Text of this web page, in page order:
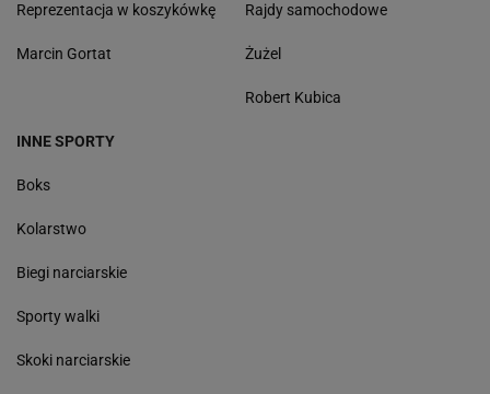
Reprezentacja w koszykówkę
Marcin Gortat
Rajdy samochodowe
Żużel
Robert Kubica
INNE SPORTY
Boks
Kolarstwo
Biegi narciarskie
Sporty walki
Skoki narciarskie